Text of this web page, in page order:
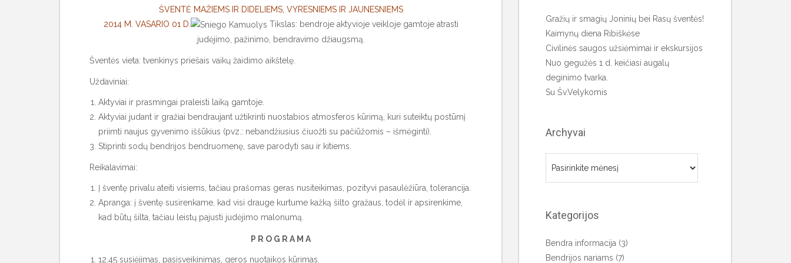
ŠVENTĖ MAŽIEMS IR DIDELIEMS, VYRESNIEMS IR JAUNESNIEMS
2014 M. VASARIO 01 D.
Tikslas: bendroje aktyvioje veikloje gamtoje atrasti
judėjimo, pažinimo, bendravimo džiaugsmą.
Šventės vieta: tvenkinys priešais vaikų žaidimo aikštelę.
Uždaviniai:
Aktyviai ir prasmingai praleisti laiką gamtoje.
Aktyviai judant ir gražiai bendraujant užtikrinti nuostabios atmosferos kūrimą, kuri suteiktų postūmį
priimti naujus gyvenimo iššūkius (pvz.: nebandžiusius čiuožti su pačiūžomis – išmėginti).
Stiprinti sodų bendrijos bendruomenę, save parodyti sau ir kitiems.
Reikalavimai:
Į šventę privalu ateiti visiems, tačiau prašomas geras nusiteikimas, pozityvi pasaulėžiūra, tolerancija.
Apranga: į šventę susirenkame, kad visi drauge kurtume kažką šilto gražaus, todėl ir apsirenkime,
kad būtų šilta, tačiau leistų pajusti judėjimo malonumą.
P R O G R A M A
12.45 susiėjimas, pasisveikinimas, geros nuotaikos kūrimas.
Gražių ir smagių Joninių bei Rasų šventės!
Kaimynų diena Ribiškėse
Civilinės saugos užsiėmimai ir ekskursijos
Nuo gegužės 1 d. keičiasi augalų
deginimo tvarka.
Su Šv.Velykomis
Archyvai
Kategorijos
Bendra informacija (3)
Bendrijos nariams (7)